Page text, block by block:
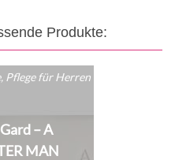
Produkte:
Pflege für Herren
– A
MAN